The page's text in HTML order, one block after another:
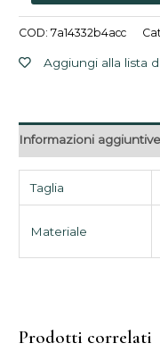
COD:7a14332b4acc
Aggiungi alla lista
Informazioni aggiuntive
Taglia
Materiale
Prodotti correlati